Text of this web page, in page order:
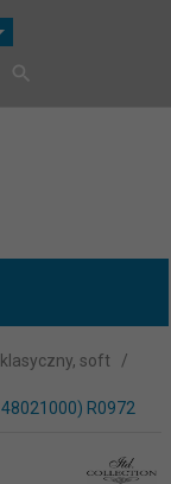
soft
R0972